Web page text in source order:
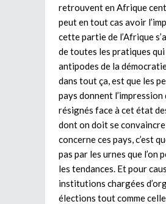
retrouvent en Afrique
peut en tout cas avoir
cette partie de l’Afrique
de toutes les pratiques
antipodes de la
dans tout ça, est que les
pays donnent l’impression
résignés face à cet état
dont on doit se convaincre
concerne ces pays, c’est
pas par les urnes que l’on
les tendances. Et pour
institutions chargées
élections tout comme